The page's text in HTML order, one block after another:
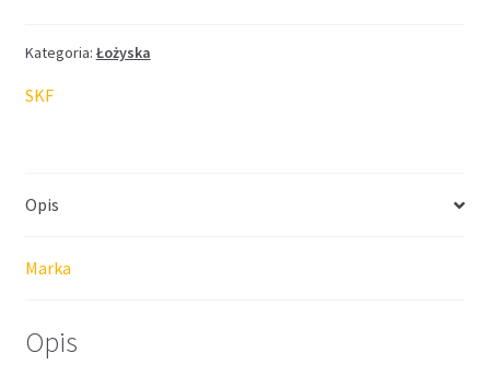
Kategoria: Łożyska
SKF
Opis
Marka
Opis